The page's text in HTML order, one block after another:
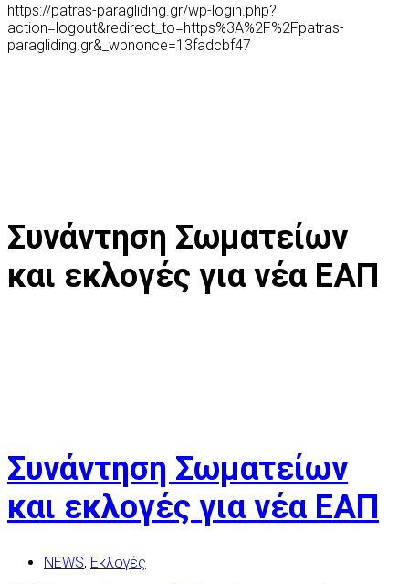
https://patras-paragliding.gr/wp-login.php?
action=logout&redirect_to=https%3A%2F%2Fpatras-
paragliding.gr&_wpnonce=13fadcbf47
Συνάντηση Σωματείων
και εκλογές για νέα ΕΑΠ
Συνάντηση Σωματείων
και εκλογές για νέα ΕΑΠ
NEWS, Εκλογές